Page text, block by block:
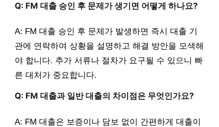
Q: FM 대출 승인 후 문제가 생기면 어떻게 하나요?
A: FM 대출 승인 후 문제가 발생하면 즉시 대출 기
관에 연락하여 상황을 설명하고 해결 방안을 모색해
야 합니다. 추가 서류나 절차가 요구될 수 있으니 빠
른 대처가 중요합니다.
Q: FM 대출과 일반 대출의 차이점은 무엇인가요?
A: FM 대출은 보증이나 담보 없이 간편하게 대출이